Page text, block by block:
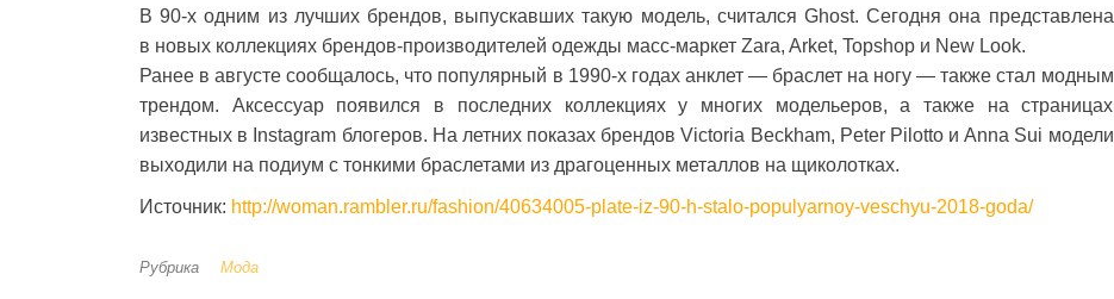
В 90-х одним из лучших брендов, выпускавших такую модель, считался Ghost. Сегодня она представлена
в новых коллекциях брендов-производителей одежды масс-маркет Zara, Arket, Topshop и New Look.
Ранее в августе сообщалось, что популярный в 1990-х годах анклет — браслет на ногу — также стал модным
трендом. Аксессуар появился в последних коллекциях у многих модельеров, а также на страницах
известных в Instagram блогеров. На летних показах брендов Victoria Beckham, Peter Pilotto и Anna Sui модели
выходили на подиум с тонкими браслетами из драгоценных металлов на щиколотках.
Источник: http://woman.rambler.ru/fashion/40634005-plate-iz-90-h-stalo-populyarnoy-veschyu-2018-goda/
Рубрика Мода